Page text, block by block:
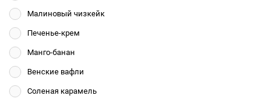
Малиновый чизкейк
Печенье-крем
Манго-банан
Венские вафли
Соленая карамель